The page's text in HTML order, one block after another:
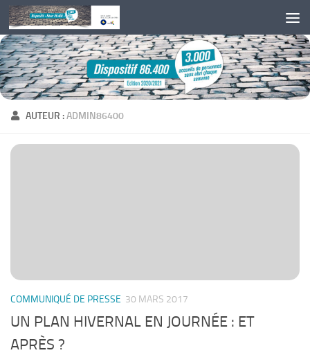
Skip to content
AUTEUR :ADMIN86400
COMMUNIQUÉ DE PRESSE 30 MARS 2017
UN PLAN HIVERNAL EN JOURNÉE : ET
APRÈS ?